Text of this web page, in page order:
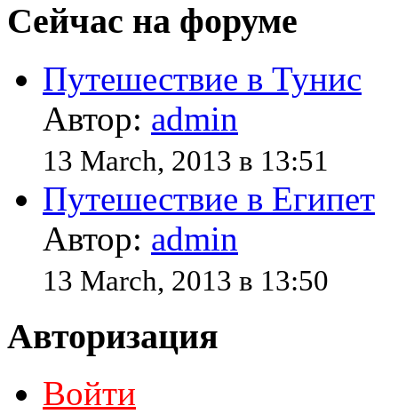
Сейчас на форуме
Путешествие в Тунис
Автор: admin
13 March, 2013 в 13:51
Путешествие в Египет
Автор: admin
13 March, 2013 в 13:50
Авторизация
Войти